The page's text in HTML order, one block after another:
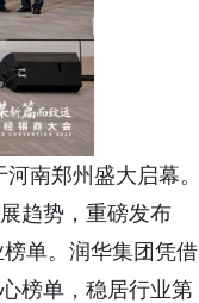
南郑州盛大启幕。
趋势，重磅发布
单。润华集团凭借
榜单，稳居行业第